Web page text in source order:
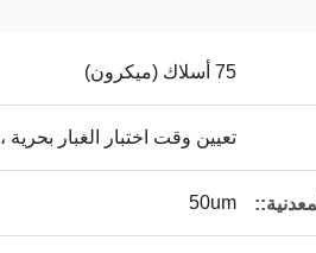
75 أسلاك (ميكرون)
تعيين وقت اختبار الغبار بحرية ، 0 ~ 999.9
50um